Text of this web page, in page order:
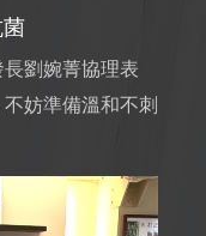
劉婉菁協理表
妨準備溫和不刺
試證明抗菌達
。